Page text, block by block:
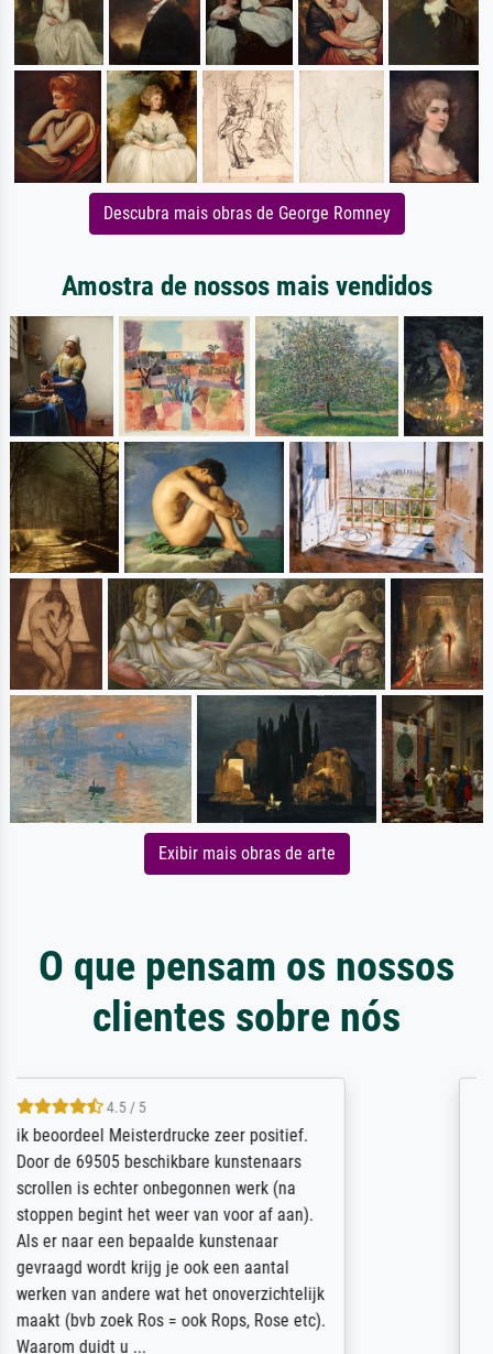
Descubra mais obras de George Romney
Amostra de nossos mais vendidos
Exibir mais obras de arte
O que pensam os nossos
clientes sobre nós
Die Zufriedenheit ist auch nicht dadurch
getrübt, dass das Bild entgegen einer
angegebenen Lieferanschrift (sollte eine
Überraschung für die normannische
Ehefrau sein zum Hochzeits- gleichzeitig
auch Geburtstag sein) doch nach zu Hause
zugestellt wurde.